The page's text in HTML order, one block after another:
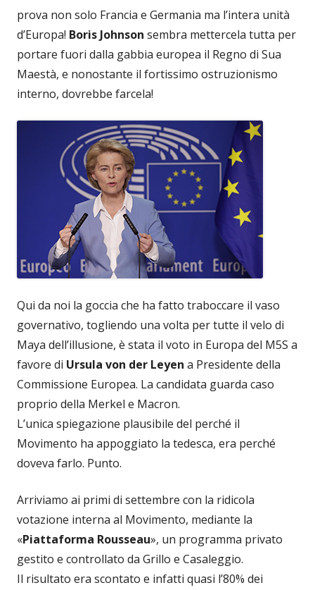
prova non solo Francia e Germania ma l’intera unità
d’Europa! Boris Johnson sembra mettercela tutta per
portare fuori dalla gabbia europea il Regno di Sua
Maestà, e nonostante il fortissimo ostruzionismo
interno, dovrebbe farcela!
Qui da noi la goccia che ha fatto traboccare il vaso
governativo, togliendo una volta per tutte il velo di
Maya dell’illusione, è stata il voto in Europa del M5S a
favore di Ursula von der Leyen a Presidente della
Commissione Europea. La candidata guarda caso
proprio della Merkel e Macron.
L’unica spiegazione plausibile del perché il
Movimento ha appoggiato la tedesca, era perché
doveva farlo. Punto.
Arriviamo ai primi di settembre con la ridicola
votazione interna al Movimento, mediante la
«Piattaforma Rousseau», un programma privato
gestito e controllato da Grillo e Casaleggio.
Il risultato era scontato e infatti quasi l’80% dei